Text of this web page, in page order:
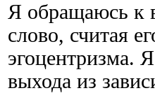
Я обращаюсь к
слово, считая
эгоцентризма.
выхода из